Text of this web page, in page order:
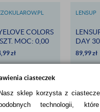
ciasteczek
Nasz sklep korzysta z
technologii,
COLORS
MOC: 0,00
-
zł
LENSUP
DAY
89,99zł